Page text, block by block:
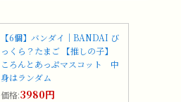
【6個】バンダイ｜BANDAI び
っくら？たまご 【推しの子】
ころんとあっぷマスコット 中
身はランダム
価格:3980円